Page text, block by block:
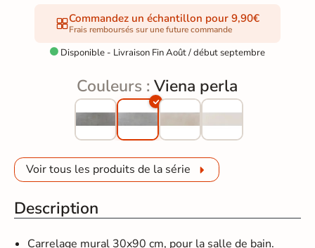
Commandez un échantillon pour 9,90€
Frais remboursés sur une future commande
 Disponible - Livraison Fin Août / début septembre
Couleurs :Viena perla
Voir tous les produits de la série
Description
Carrelage mural 30x90 cm, pour la salle de bain.